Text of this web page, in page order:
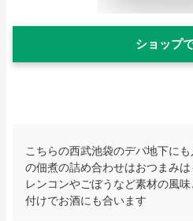
ショップ
こちらの西武池袋のデパ地下に
の佃煮の詰め合わせはおつまみは
レンコンやごぼうなど素材の風
付けでお酒にも合います